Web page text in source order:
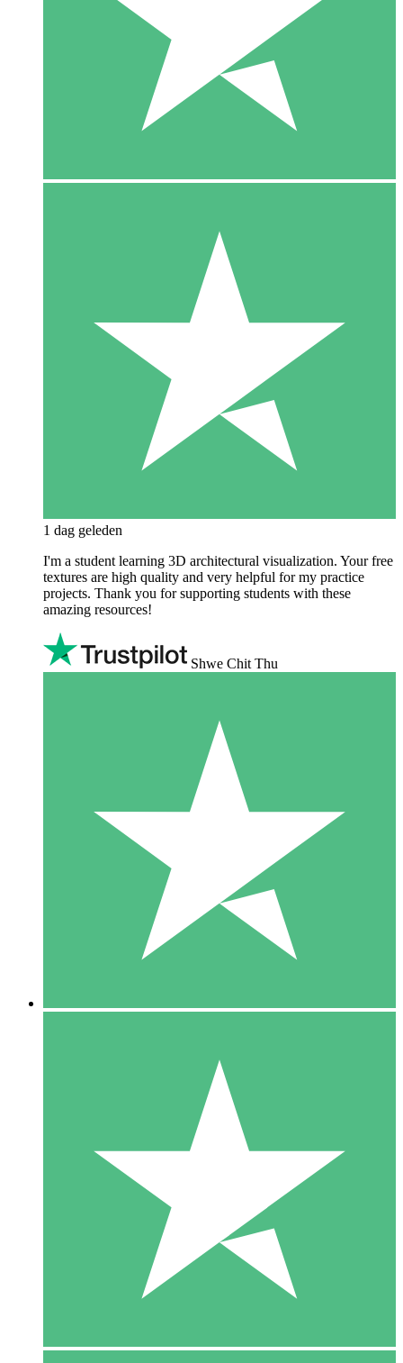
1 dag geleden
I'm a student learning 3D architectural visualization. Your free
textures are high quality and very helpful for my practice
projects. Thank you for supporting students with these
amazing resources!
Shwe Chit Thu